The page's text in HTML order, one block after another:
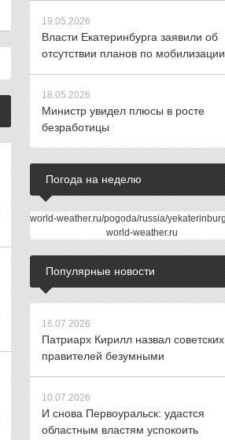
19.05.2026
Власти Екатеринбурга заявили об
отсутствии планов по мобилизации
18.05.2026
Министр увидел плюсы в росте
безработицы
Погода на неделю
world-weather.ru
Популярные новости
16.07.2026
Патриарх Кирилл назвал советских
правителей безумными
10.07.2026
И снова Первоуральск: удастся
областным властям успокоить